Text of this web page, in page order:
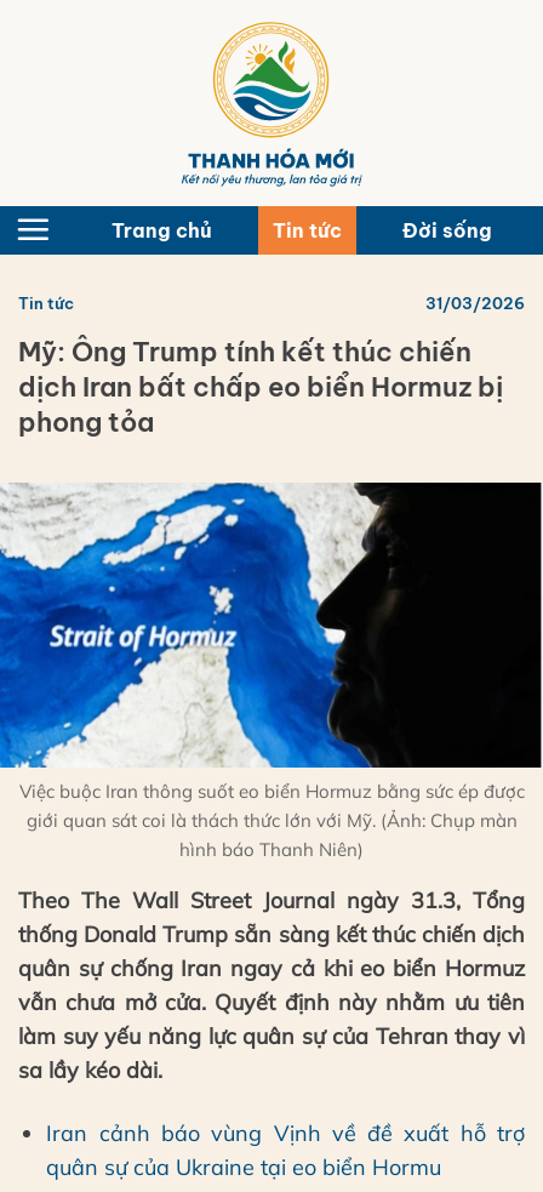
Trang chủ Tin tức Đời sống
Tin tức 31/03/2026
Mỹ: Ông Trump tính kết thúc chiến
dịch Iran bất chấp eo biển Hormuz bị
phong tỏa
Việc buộc Iran thông suốt eo biển Hormuz bằng sức ép được
giới quan sát coi là thách thức lớn với Mỹ. (Ảnh: Chụp màn
hình báo Thanh Niên)
Theo The Wall Street Journal ngày 31.3, Tổng
thống Donald Trump sẵn sàng kết thúc chiến dịch
quân sự chống Iran ngay cả khi eo biển Hormuz
vẫn chưa mở cửa. Quyết định này nhằm ưu tiên
làm suy yếu năng lực quân sự của Tehran thay vì
sa lầy kéo dài.
Iran cảnh báo vùng Vịnh về đề xuất hỗ trợ
quân sự của Ukraine tại eo biển Hormu